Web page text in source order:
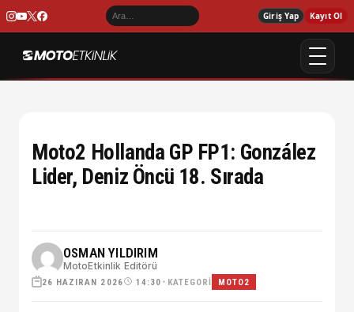
Giriş Yap Kayıt Ol
Moto2 Hollanda GP FP1: González
Lider, Deniz Öncü 18. Sırada
OSMAN YILDIRIM
MotoEtkinlik Editörü
26 HAZIRAN 2026 14:30 • KATEGORI MOTO2